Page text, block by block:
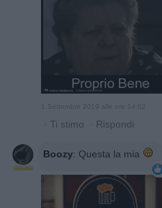
1 Settembre 2019 alle ore 14:02
· Ti stimo · Rispondi
Boozy: Questa la mia